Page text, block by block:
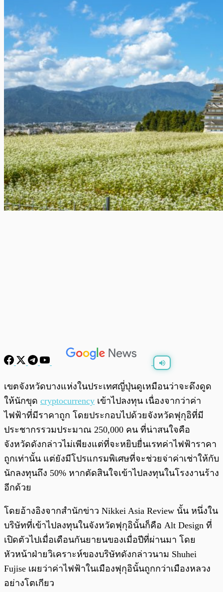
พร้อมเล่น 0:00 0:00
เขตจังหวัดบางแห่งในประเทศญี่ปุ่นดูเหมือนว่าจะดึงดูด
ให้นักขุด cryptocurrency เข้าไปลงทุน เนื่องจากว่าค่า
ไฟฟ้าที่มีราคาถูก โดยประกอบไปด้วยจังหวัดฟุกุอิที่มี
ประชากรรวมประมาณ 250,000 คน ที่น่าสนใจคือ
จังหวัดดังกล่าวไม่เพียงแต่ที่จะหยิบยื่นเรทค่าไฟฟ้าราคา
ถูกเท่านั้น แต่ยังมีโปรแกรมพิเศษที่จะช่วยจ่าค่าเช่าให้กับ
นักลงทุนถึง 50% หากตัดสินใจเข้าไปลงทุนในโรงงานร้าง
อีกด้วย
โดยอ้างอิงจากสำนักข่าว Nikkei Asia Review นั้น หนึ่งใน
บริษัทที่เข้าไปลงทุนในจังหวัดฟุกุอินั้นก็คือ Alt Design ที่
เปิดตัวไปเมื่อเดือนกันยายนของเมื่อปีที่ผ่านมา โดย
หัวหน้าฝ่ายวิเคราะห์ของบริษัทดังกล่าวนาม Shuhei
Fujise เผยว่าค่าไฟฟ้าในเมืองฟุกุอินั้นถูกกว่าเมืองหลวง
อย่างโตเกียว